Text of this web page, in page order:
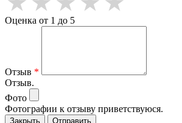
Оценка от 1 до 5
Отзыв *
Отзыв.
Фото
Фотографии к отзыву приветствуюся.
Закрыть Отправить